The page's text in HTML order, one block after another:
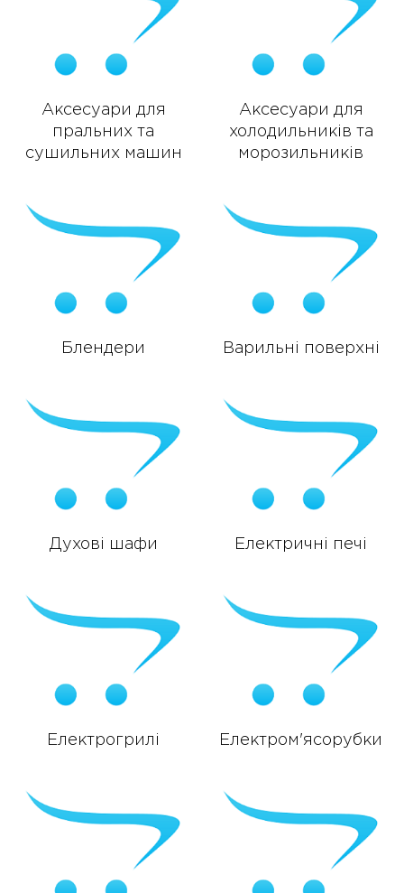
Аксесуари для
пральних та
сушильних машин
Аксесуари для
холодильників та
морозильників
Блендери Варильні поверхні
Духові шафи Електричні печі
Електрогрилі Електром'ясорубки